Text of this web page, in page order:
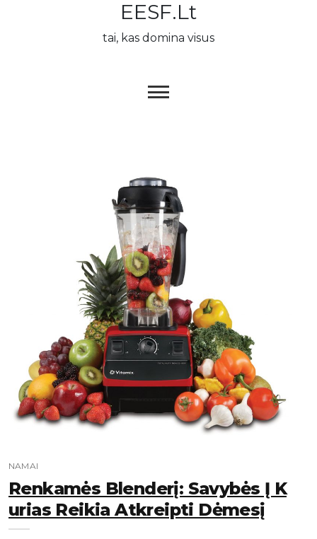
EESF.lt
tai, kas domina visus
NAMAI
Renkamės Blenderį: Savybės Į K
Urias Reikia Atkreipti Dėmesį